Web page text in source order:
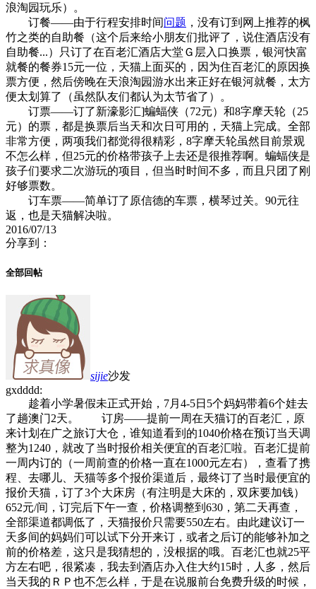
浪淘园玩乐）。
订餐——由于行程安排时间问题 ，没有订到网上推荐的枫
竹之类的自助餐（这个后来给小朋友们批评了，说住酒店没有
自助餐...）只订了在百老汇酒店大堂Ｇ层入口换票，银河快富
就餐的餐券15元一位，天猫上面买的，因为住百老汇的原因换
票方便，然后傍晚在天浪淘园游水出来正好在银河就餐，太方
便太划算了（虽然队友们都认为太节省了）。
订票——订了新濠影汇]蝙蝠侠（72元）和8字摩天轮（25
元）的票，都是换票后当天和次日可用的，天猫上完成。全部
非常方便，两项我们都觉得很精彩，8字摩天轮虽然目前景观
不怎么样，但25元的价格带孩子上去还是很推荐啊。蝙蝠侠是
孩子们要求二次游玩的项目，但当时时间不多，而且只团了刚
好够票数。
订车票——简单订了原信德的车票，横琴过关。90元往
返，也是天猫解决啦。
2016/07/13
分享到：
全部回帖
sijie沙发
gxdddd:
趁着小学暑假未正式开始，7月4-5日5个妈妈带着6个娃去
了趟澳门2天。 订房——提前一周在天猫订的百老汇，原
来计划在广之旅订大仓，谁知道看到的1040价格在预订当天调
整为1240，就改了当时报价相关便宜的百老汇啦。百老汇提前
一周内订的（一周前查的价格一直在1000元左右），查看了携
程、去哪儿、天猫等多个报价渠道后，最终订了当时最便宜的
报价天猫，订了3个大床房（有注明是大床的，双床要加钱）
652元/间，订完后下午一查，价格调整到630，第二天再查，
全部渠道都调低了，天猫报价只需要550左右。由此建议订一
天多间的妈妈们可以试下分开来订，或者之后订的能够补加之
前的价格差 ，这只是我猜想的，没根据的哦。百老汇也就25平
方左右吧，很紧凑，我去到酒店办入住大约15时，人多，然后
当天我的ＲＰ也不怎么样，于是在说服前台免费升级的时候，